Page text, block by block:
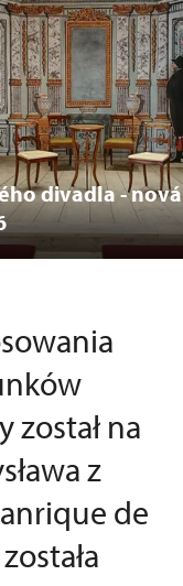
divadla - nová
na
z
de